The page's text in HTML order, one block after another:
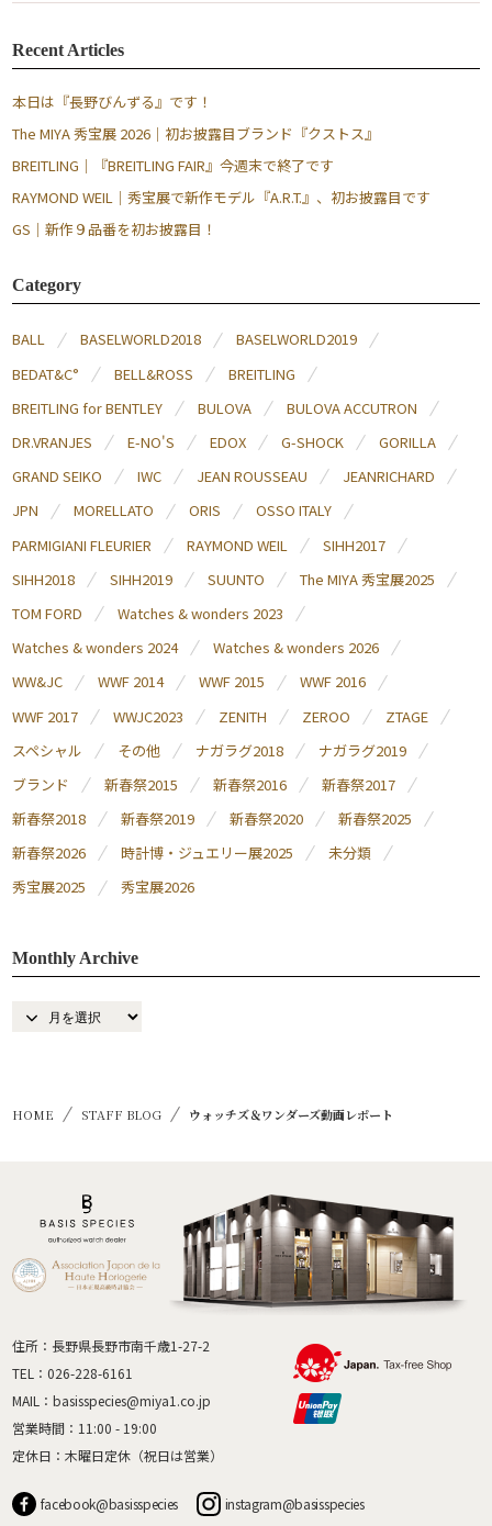
Recent Articles
本日は『長野びんずる』です！
The MIYA 秀宝展 2026｜初お披露目ブランド『クストス』
BREITLING｜『BREITLING FAIR』今週末で終了です
RAYMOND WEIL｜秀宝展で新作モデル『A.R.T.』、初お披露目です
GS｜新作９品番を初お披露目！
Category
BALL BASELWORLD2018
BASELWORLD2019
BEDAT&C°
BELL&ROSS
BREITLING
BREITLING for BENTLEY
BULOVA
BULOVA ACCUTRON
DR.VRANJES
E-NO'S EDOX G-SHOCK
GORILLA
GRAND SEIKO
IWC JEAN ROUSSEAU
JEANRICHARD
JPN
MORELLATO ORIS
OSSO ITALY
PARMIGIANI FLEURIER
RAYMOND WEIL
SIHH2017
SIHH2018
SIHH2019 SUUNTO
The MIYA 秀宝展2025
TOM FORD
Watches & wonders 2023
Watches & wonders 2024
Watches & wonders 2026
WW&JC
WWF 2014 WWF 2015
WWF 2016
WWF 2017
WWJC2023 ZENITH ZEROO
ZTAGE
スペシャル
その他 ナガラグ2018
ナガラグ2019
ブランド
新春祭2015 新春祭2016
新春祭2017
新春祭2018
新春祭2019 新春祭2020
新春祭2025
新春祭2026
時計博・ジュエリー展2025
未分類
秀宝展2025
秀宝展2026
Monthly Archive
HOME STAFF BLOG ウォッチズ＆ワンダーズ動画レポート
住所：長野県長野市南千歳1-27-2
TEL： 026-228-6161
MAIL： basisspecies@miya1.co.jp
営業時間：11:00 - 19:00
定休日：木曜日定休（祝日は営業）
facebook@basisspecies instagram@basisspecies